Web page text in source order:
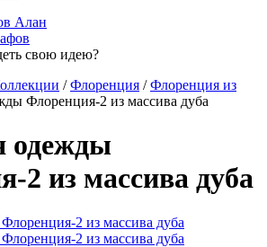
/ Флоренция / Флоренция из
Флоренция-2 из массива дуба
одежды
2 из массива дуба